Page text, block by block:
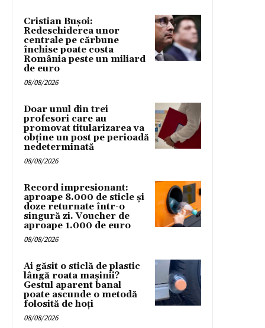
Cristian Bușoi:
Redeschiderea unor
centrale pe cărbune
închise poate costa
România peste un miliard
de euro
08/08/2026
Doar unul din trei
profesori care au
promovat titularizarea va
obține un post pe perioadă
nedeterminată
08/08/2026
Record impresionant:
aproape 8.000 de sticle și
doze returnate într-o
singură zi. Voucher de
aproape 1.000 de euro
08/08/2026
Ai găsit o sticlă de plastic
lângă roata mașinii?
Gestul aparent banal
poate ascunde o metodă
folosită de hoți
08/08/2026